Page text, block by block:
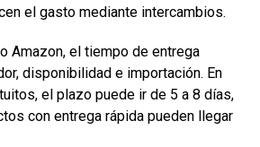
el gasto mediante intercambios.
Amazon, el tiempo de entrega
disponibilidad e importación. En
el plazo puede ir de 5 a 8 días,
con entrega rápida pueden llegar